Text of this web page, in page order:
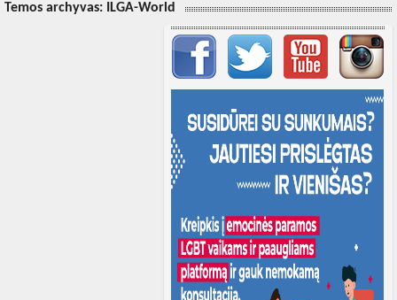
Temos archyvas: ILGA-World
Svarbių įrašų meniu